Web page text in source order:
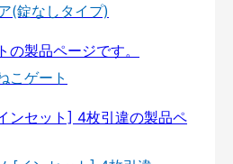
(錠なしタイプ)
こゲート